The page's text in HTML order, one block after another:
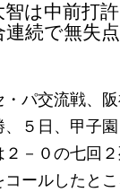
智は中前打
連続で無失
パ交流戦、阪
、５日、甲子
－０の七回
ールしたと